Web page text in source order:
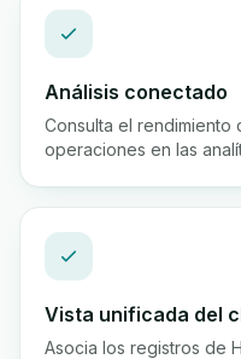
Análisis conectado
Consulta el rendimiento
operaciones en las
Vista unificada del
Asocia los registros de